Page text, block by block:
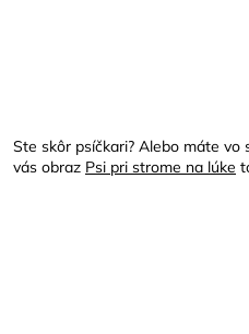
Ste skôr psíčkari? Alebo máte vo
vás obraz Psi pri strome na lúke